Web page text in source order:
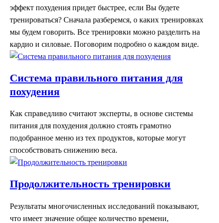
эффект похудения придет быстрее, если Вы будете
тренироваться? Сначала разберемся, о каких тренировках
мы будем говорить. Все тренировки можно разделить на
кардио и силовые. Поговорим подробно о каждом виде.
Система правильного питания для
похудения
Как справедливо считают эксперты, в основе системы
питания для похудения должно стоять грамотно
подобранное меню из тех продуктов, которые могут
способствовать снижению веса.
Продолжительность тренировки
Результаты многочисленных исследований показывают,
что имеет значение общее количество времени,